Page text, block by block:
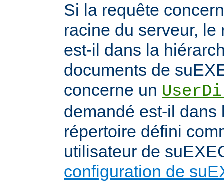
Si la requête
racine du serveur,
est-il dans la
documents de
concerne un
demandé est-il dans
répertoire défini
utilisateur de
configuration de